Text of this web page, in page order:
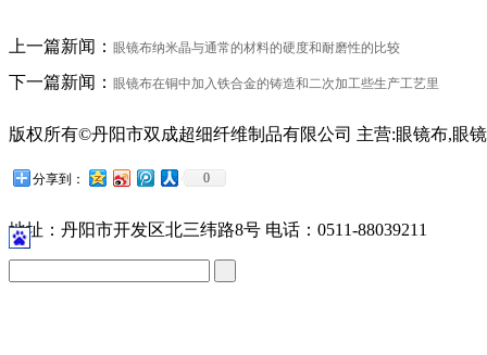
上一篇新闻： 眼镜布纳米晶与通常的材料的硬度和耐磨性的比较
下一篇新闻： 眼镜布在铜中加入铁合金的铸造和二次加工些生产工艺里
版权所有©丹阳市双成超细纤维制品有限公司 主营:眼镜布,眼
分享到： 0
地址：丹阳市开发区北三纬路8号 电话：0511-88039211